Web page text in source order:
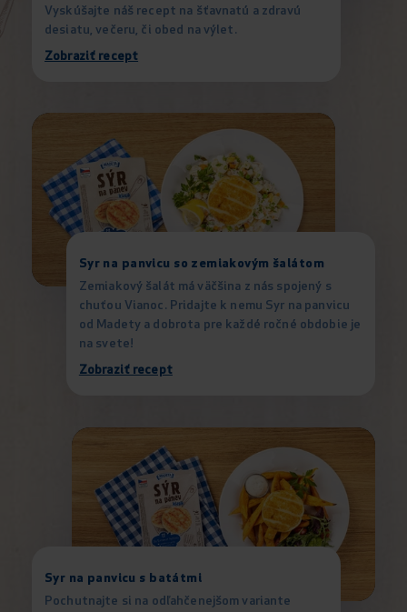
Vyskúšajte náš recept na šťavnatú a zdravú
desiatu, večeru, či obed na výlet.
Zobraziť recept
Syr na panvicu so zemiakovým šalátom
Zemiakový šalát má väčšina z nás spojený s
chuťou Vianoc. Pridajte k nemu Syr na panvicu
od Madety a dobrota pre každé ročné obdobie je
na svete!
Zobraziť recept
Syr na panvicu s batátmi
Pochutnajte si na odľahčenejšom variante